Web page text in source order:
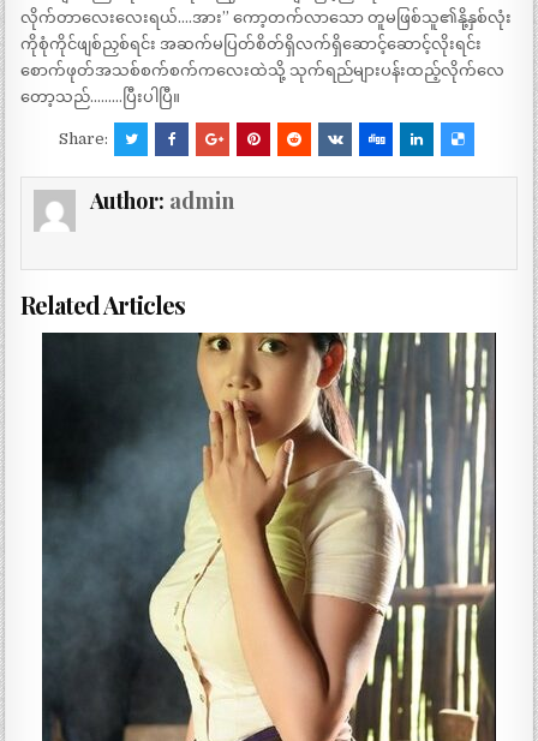
လိုက်တာလေးလေးရယ်….အား” ကော့တက်လာသော တူမဖြစ်သူ၏နို့နှစ်လုံး
ကိုစုံကိုင်ဖျစ်ညှစ်ရင်း အဆက်မပြတ်စိတ်ရှိလက်ရှိဆောင့်ဆောင့်လိုးရင်း
စောက်ဖုတ်အသစ်စက်စက်ကလေးထဲသို့ သုက်ရည်များပန်းထည့်လိုက်လေ
တော့သည်………ပြီးပါပြီ။
Share:
Author: admin
Related Articles